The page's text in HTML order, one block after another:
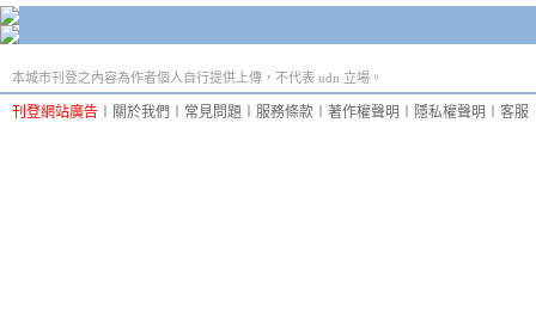
本城市刊登之內容為作者個人自行提供上傳，不代表 udn 立場。
刊登網站廣告 關於我們 常見問題 服務條款 著作權聲明 隱私權聲明 客服